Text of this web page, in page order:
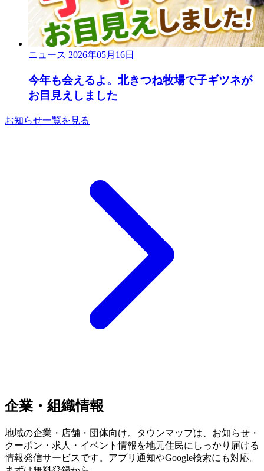
ニュース 2026年05月16日
今年も会えるよ。北きつね牧場で子ギツネが
お目見えしました
お知らせ一覧を見る
企業・組織情報
地域の企業・店舗・団体向け。タウンマップは、お知らせ・
クーポン・求人・イベント情報を地元住民にしっかり届ける
情報発信サービスです。アプリ通知やGoogle検索にも対応。